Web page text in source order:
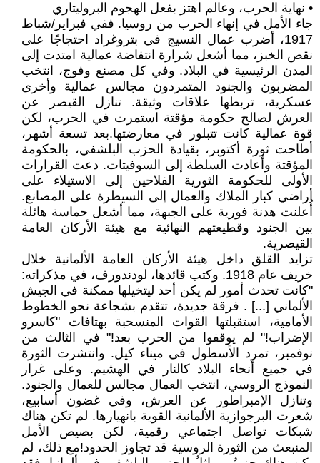
• نهاية الحرب، وعالم اهتز بفعل الهجوم البروليتاري
جاء الأمل في إنهاء الحرب من روسيا. ففي فبراير/شباط
1917، أضرب عمال النسيج في بتروغراد احتجاجًا على
نقص الخبز، مما أشعل شرارة انتفاضة عمالية امتدت إلى
المدن الرئيسية في البلاد. وفي كل مصنع وفوج، انتخب
المضربون والجنود المتمردون مجالس عمالية وأخرى
عسكرية، تربطها علاقات وثيقة. تنازل القيصر عن
العرش لصالح حكومة مؤقتة استمرت في الحرب، لكن
قوة عمالية كانت تتبلور في معارضتها.بعد تسعة أشهر،
أطاحت ثورة أكتوبر، بقيادة الحزب البلشفي، بالحكومة
المؤقتة وأعادت السلطة إلى السوفيتات. دعت القرارات
الأولى للحكومة الثورية الفلاحين إلى الاستيلاء على
أراضي كبار الملاك والعمال إلى السيطرة على المصانع.
أُعلنت هدنة فورية على الجبهة، مما أشعل حماسة هائلة
بين الجنود وقطيعتهم النهائية مع هيئة الأركان العامة
القيصرية.
تزايد القلق داخل هيئة الأركان العامة الألمانية خلال
خريف عام 1918. وكتب قائدها، لودندورف، في مذكراته:
"كانت تحدث أمور لم يكن أحد ليتخيلها ممكنة في الجيش
الألماني [...] . فرقة جديدة، تتقدم بشجاعة نحو الخطوط
الأمامية، استقبلتها القوات المنسحبة بهتافات "كاسرو
الإضراب!" لم يوقفوا من الحرب بعد!" في الثالث من
نوفمبر، تمرد الأسطول في ميناء كيل. وانتشرت الثورة
في جميع أنحاء البلاد كالنار في الهشيم. وعلى غرار
النموذج الروسي، انتخب العمال مجالس للعمال والجنود.
وتنازل الإمبراطور عن العرش، وفي غضون أسابيع،
شعرت البرجوازية الألمانية القوية بانهيارها. لم تكن هناك
شبكات تواصل اجتماعي رقمية، لكن بصيص الأمل
المنبعث من الثورة الروسية قد تجاوز الحدود!مع ذلك، لم